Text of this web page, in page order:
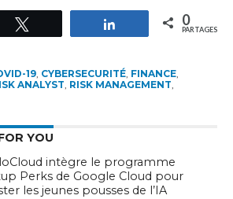
Partagez 0
PARTAGES
19, CYBERSECURITÉ, FINANCE,
ANALYST RISK MANAGEMENT
YOU
intègre le programme
Perks de Google Cloud pour
les jeunes pousses de l’IA